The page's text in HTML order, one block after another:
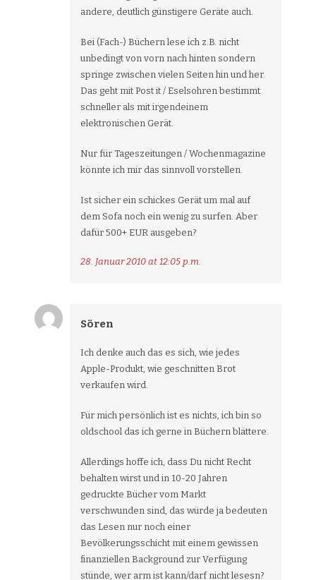
andere, deutlich günstigere Geräte auch.
Bei (Fach-) Büchern lese ich z.B. nicht
unbedingt von vorn nach hinten sondern
springe zwischen vielen Seiten hin und her.
Das geht mit Post it / Eselsohren bestimmt
schneller als mit irgendeinem
elektronischen Gerät.
Nur für Tageszeitungen / Wochenmagazine
könnte ich mir das sinnvoll vorstellen.
Ist sicher ein schickes Gerät um mal auf
dem Sofa noch ein wenig zu surfen. Aber
dafür 500+ EUR ausgeben?
28. Januar 2010 at 12:05 p.m.
Sören
Ich denke auch das es sich, wie jedes
Apple-Produkt, wie geschnitten Brot
verkaufen wird.
Für mich persönlich ist es nichts, ich bin so
oldschool das ich gerne in Büchern blättere.
Allerdings hoffe ich, dass Du nicht Recht
behalten wirst und in 10-20 Jahren
gedruckte Bücher vom Markt
verschwunden sind, das würde ja bedeuten
das Lesen nur noch einer
Bevölkerungsschicht mit einem gewissen
finanziellen Background zur Verfügung
stünde, wer arm ist kann/darf nicht lesesn?